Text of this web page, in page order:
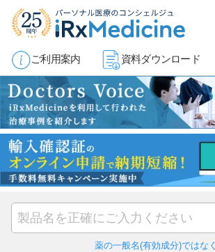
ご利用案内 資料ダウンロード
薬の一般名(有効成分)ではなく